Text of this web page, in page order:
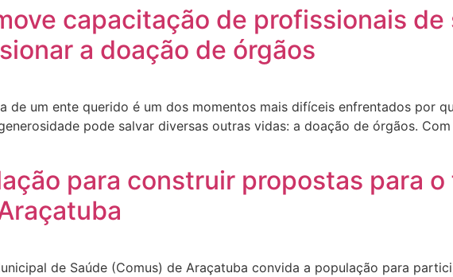
capacitação de profissionais de
a doação de órgãos
de um ente querido é um dos momentos mais difíceis enfrentados por
pode salvar diversas outras vidas: a doação de órgãos.
para construir propostas para
de Saúde (Comus) de Araçatuba convida a população para